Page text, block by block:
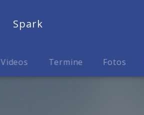
Spark
Videos Termine Fotos